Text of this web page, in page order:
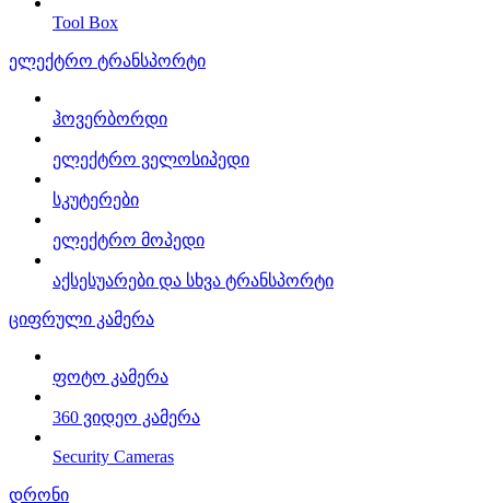
Tool Box
ელექტრო ტრანსპორტი
ჰოვერბორდი
ელექტრო ველოსიპედი
სკუტერები
ელექტრო მოპედი
აქსესუარები და სხვა ტრანსპორტი
ციფრული კამერა
ფოტო კამერა
360 ვიდეო კამერა
Security Cameras
დრონი